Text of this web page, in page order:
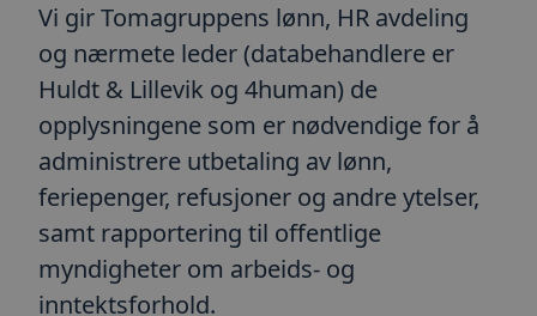
Vi gir Tomagruppens lønn, HR avdeling
og nærmete leder (databehandlere er
Huldt & Lillevik og 4human) de
opplysningene som er nødvendige for å
administrere utbetaling av lønn,
feriepenger, refusjoner og andre ytelser,
samt rapportering til offentlige
myndigheter om arbeids- og
inntektsforhold.